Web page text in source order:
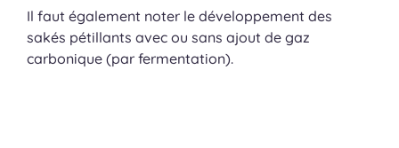
Il faut également noter le développement des
sakés pétillants avec ou sans ajout de gaz
carbonique (par fermentation).